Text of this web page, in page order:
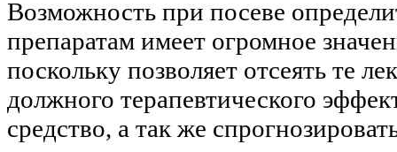
Возможность при посеве
препаратам имеет огромное
поскольку позволяет отсеять те
должного терапевтического
средство, а так же